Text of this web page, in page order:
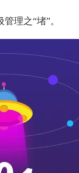
理之“堵”。